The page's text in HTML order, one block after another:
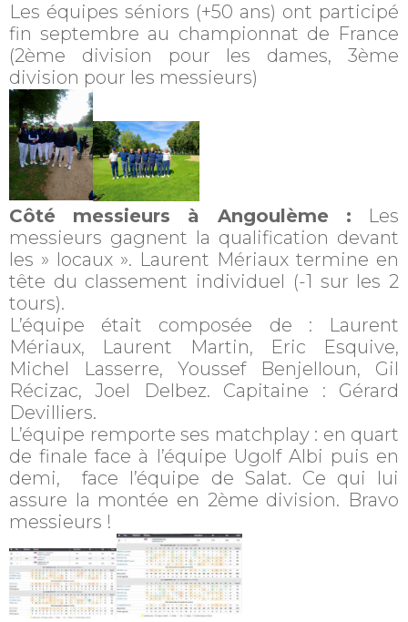
Les équipes séniors (+50 ans) ont participé
fin septembre au championnat de France
(2ème division pour les dames, 3ème
division pour les messieurs)
Côté messieurs à Angoulème : Les
messieurs gagnent la qualification devant
les » locaux ». Laurent Mériaux termine en
tête du classement individuel (-1 sur les 2
tours).
L’équipe était composée de : Laurent
Mériaux, Laurent Martin, Eric Esquive,
Michel Lasserre, Youssef Benjelloun, Gil
Récizac, Joel Delbez. Capitaine : Gérard
Devilliers.
L’équipe remporte ses matchplay : en quart
de finale face à l’équipe Ugolf Albi puis en
demi, face l’équipe de Salat. Ce qui lui
assure la montée en 2ème division. Bravo
messieurs !